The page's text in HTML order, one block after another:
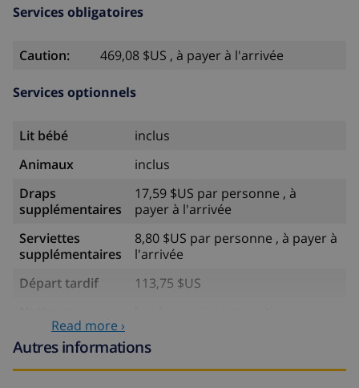
Services obligatoires
Caution: 469,08 $US , à payer à l'arrivée
Services optionnels
Lit bébé
inclus
Animaux
inclus
Draps
supplémentaires
17,59 $US par personne , à
payer à l'arrivée
Serviettes
supplémentaires
8,80 $US par personne , à payer à
l'arrivée
Départ tardif
113,75 $US
supplémentaire
Fonds
d'annulation:
4.80% du montant total
Read more ›
Autres informations